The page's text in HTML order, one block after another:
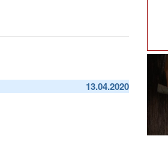
13.04.2020